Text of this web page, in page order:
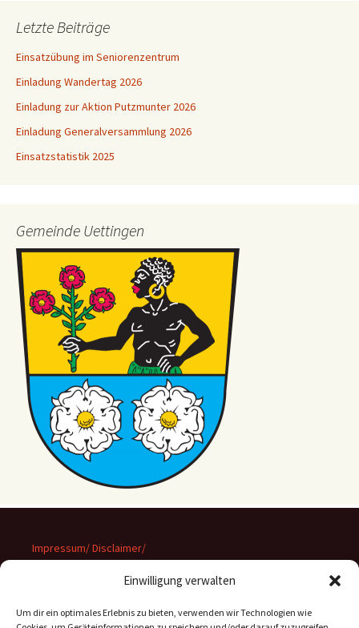
Einwilligung verwalten
Um dir ein optimales Erlebnis zu bieten, verwenden wir Technologien wie
Letzte Beiträge
Einsatzübung im Seniorenzentrum
Einladung Wandertag 2026
Einladung zur Aktion Putzmunter 2026
Einladung Generalversammlung 2026
Einsatzstatistik 2025
Gemeinde Uettingen
Impressum/ Disclaimer/
Datenschutz